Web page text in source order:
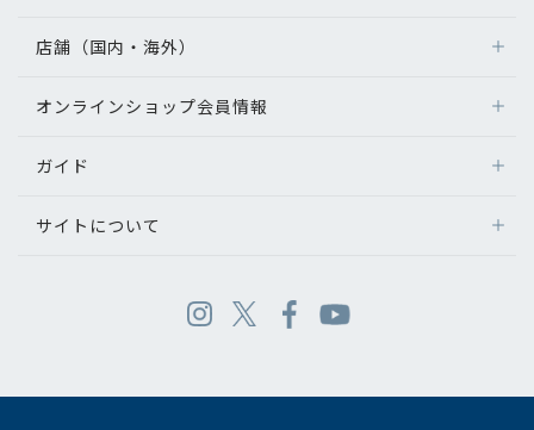
店舗（国内・海外）
オンラインショップ会員情報
ガイド
サイトについて